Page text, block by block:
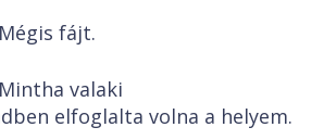
Mégis fájt.
Mintha valaki
elfoglalta volna a helyem.